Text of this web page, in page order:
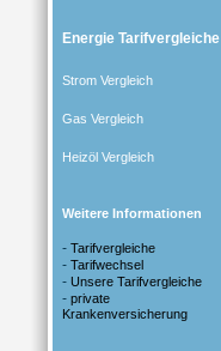
Energie Tarifvergleiche
Strom Vergleich
Gas Vergleich
Heizöl Vergleich
Weitere Informationen
- Tarifvergleiche
- Tarifwechsel
- Unsere Tarifvergleiche
- private
Krankenversicherung